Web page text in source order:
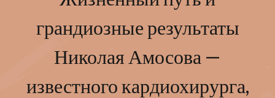
грандиозные результаты
Николая Амосова —
известного кардиохирурга,